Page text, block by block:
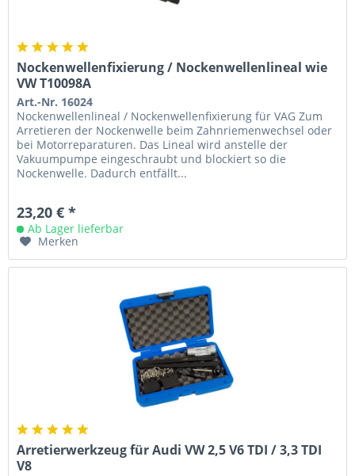
Nockenwellenfixierung / Nockenwellenlineal wie
VW T10098A
Art.-Nr. 16024
Nockenwellenlineal / Nockenwellenfixierung für VAG Zum
Arretieren der Nockenwelle beim Zahnriemenwechsel oder
bei Motorreparaturen. Das Lineal wird anstelle der
Vakuumpumpe eingeschraubt und blockiert so die
Nockenwelle. Dadurch entfällt...
23,20 € *
Ab Lager lieferbar
Merken
Arretierwerkzeug für Audi VW 2,5 V6 TDI / 3,3 TDI
V8